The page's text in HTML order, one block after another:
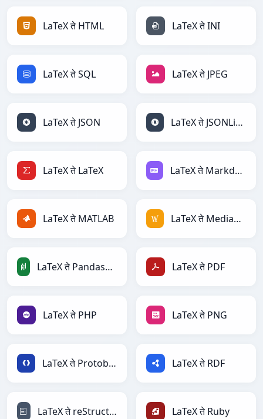
LaTeX ते HTML LaTeX ते INI
LaTeX ते SQL LaTeX ते JPEG
LaTeX ते JSON LaTeX ते JSONLines
LaTeX ते LaTeX LaTeX ते Markdown
LaTeX ते MATLAB LaTeX ते MediaWiki
LaTeX ते PandasDataFrame LaTeX ते PDF
LaTeX ते PHP LaTeX ते PNG
LaTeX ते Protobuf LaTeX ते RDF
LaTeX ते reStructuredText LaTeX ते Ruby